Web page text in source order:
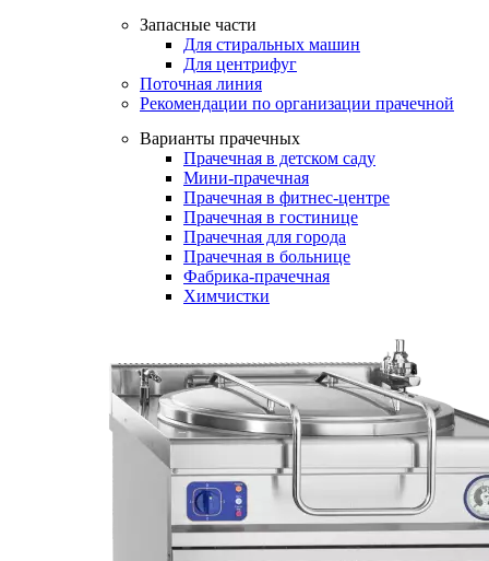
Запасные части
Для стиральных машин
Для центрифуг
Поточная линия
Рекомендации по организации прачечной
Варианты прачечных
Прачечная в детском саду
Мини-прачечная
Прачечная в фитнес-центре
Прачечная в гостинице
Прачечная для города
Прачечная в больнице
Фабрика-прачечная
Химчистки